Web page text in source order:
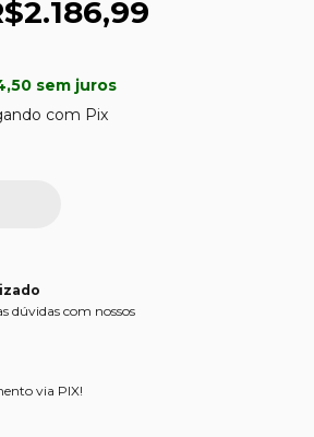
sem juros
com Pix
dúvidas com nossos
via PIX!